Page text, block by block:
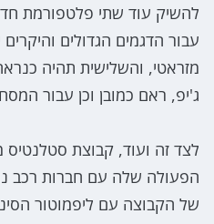
להשיק עוד שתי פלטפורמת
עבור הדגמים הגדולים
מזראטי, והשלישית תהיה
ג'יפ, ראם כמובן וכן עבור
לצד זה ועוד, קבוצת
הפעולה שלה עם חברות רכב
של הקבוצה עם ליפמוטור